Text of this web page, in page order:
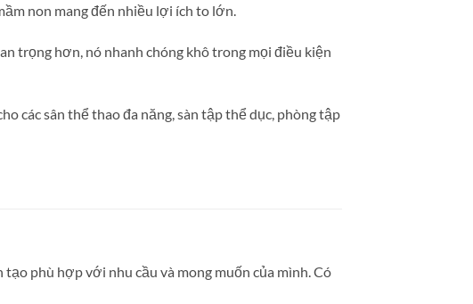
non mang đến nhiều lợi ích to lớn.
trọng hơn, nó nhanh chóng khô trong mọi điều kiện
các sân thể thao đa năng, sàn tập thể dục, phòng tập
phù hợp với nhu cầu và mong muốn của mình. Có